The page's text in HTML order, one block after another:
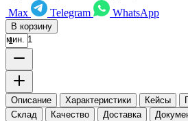
Max
Telegram WhatsApp
В корзину
мин. 1
Описание Характеристики Кейсы
Склад
Качество Доставка